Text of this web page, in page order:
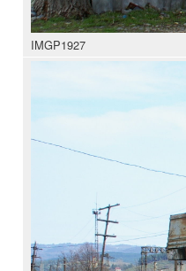
IMGP1927